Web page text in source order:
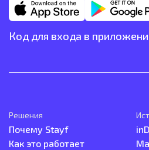
Код для входа в
Решения
Почему Stayf
Как это работает